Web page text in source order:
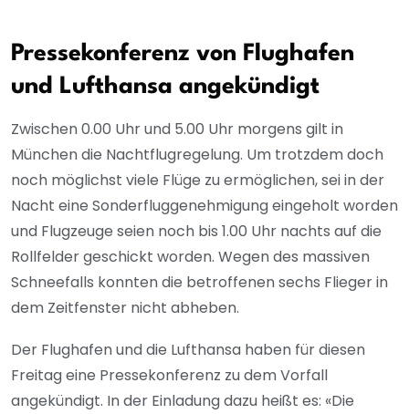
Pressekonferenz von Flughafen
und Lufthansa angekündigt
Zwischen 0.00 Uhr und 5.00 Uhr morgens gilt in
München die Nachtflugregelung. Um trotzdem doch
noch möglichst viele Flüge zu ermöglichen, sei in der
Nacht eine Sonderfluggenehmigung eingeholt worden
und Flugzeuge seien noch bis 1.00 Uhr nachts auf die
Rollfelder geschickt worden. Wegen des massiven
Schneefalls konnten die betroffenen sechs Flieger in
dem Zeitfenster nicht abheben.
Der Flughafen und die Lufthansa haben für diesen
Freitag eine Pressekonferenz zu dem Vorfall
angekündigt. In der Einladung dazu heißt es: «Die